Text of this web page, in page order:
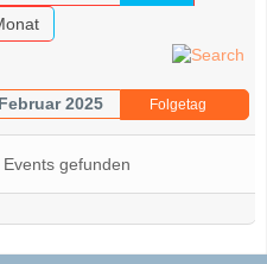
2025 Folgetag
gefunden